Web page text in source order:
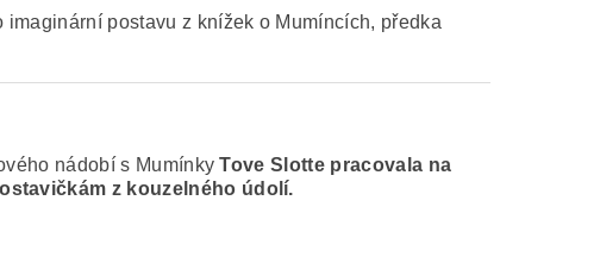
postavu z knížek o Mumíncích, předka
nádobí s MumínkyTove Slotte pracovala na
z kouzelného údolí.